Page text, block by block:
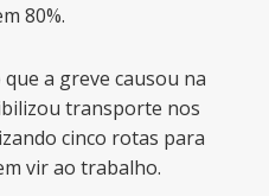
80%.
a greve causou na
transporte nos
cinco rotas para
vir ao trabalho.